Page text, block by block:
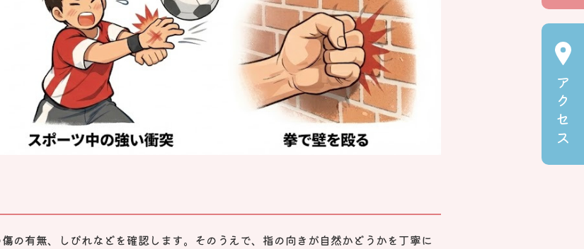
ア
ク
セ
ス
の有無、しびれなどを確認します。そのうえで、指の向きが自然かどうかを丁寧に